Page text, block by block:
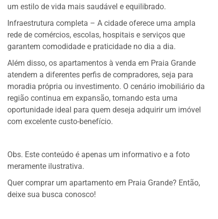
um estilo de vida mais saudável e equilibrado.
Infraestrutura completa – A cidade oferece uma ampla
rede de comércios, escolas, hospitais e serviços que
garantem comodidade e praticidade no dia a dia.
Além disso, os apartamentos à venda em Praia Grande
atendem a diferentes perfis de compradores, seja para
moradia própria ou investimento. O cenário imobiliário da
região continua em expansão, tornando esta uma
oportunidade ideal para quem deseja adquirir um imóvel
com excelente custo-benefício.
Obs. Este conteúdo é apenas um informativo e a foto
meramente ilustrativa.
Quer comprar um apartamento em Praia Grande? Então,
deixe sua busca conosco!